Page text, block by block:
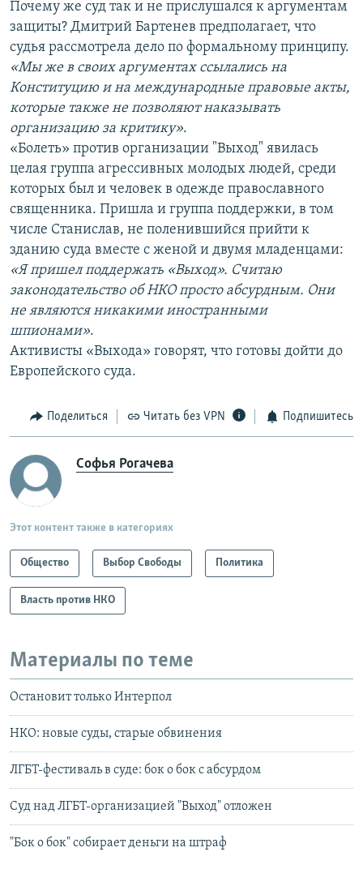
Почему же суд так и не прислушался к аргументам
защиты? Дмитрий Бартенев предполагает, что
судья рассмотрела дело по формальному принципу.
«Мы же в своих аргументах ссылались на
Конституцию и на международные правовые акты,
которые также не позволяют наказывать
организацию за критику».
«Болеть» против организации "Выход" явилась
целая группа агрессивных молодых людей, среди
которых был и человек в одежде православного
священника. Пришла и группа поддержки, в том
числе Станислав, не поленившийся прийти к
зданию суда вместе с женой и двумя младенцами:
«Я пришел поддержать «Выход». Считаю
законодательство об НКО просто абсурдным. Они
не являются никакими иностранными
шпионами».
Активисты «Выхода» говорят, что готовы дойти до
Европейского суда.
Поделиться Читать без VPN Подпишитесь
Софья Рогачева
Этот контент также в категориях
Общество Выбор Свободы Политика
Власть против НКО
Материалы по теме
Остановит только Интерпол
НКО: новые суды, старые обвинения
ЛГБТ-фестиваль в суде: бок о бок с абсурдом
Суд над ЛГБТ-организацией "Выход" отложен
"Бок о бок" собирает деньги на штраф